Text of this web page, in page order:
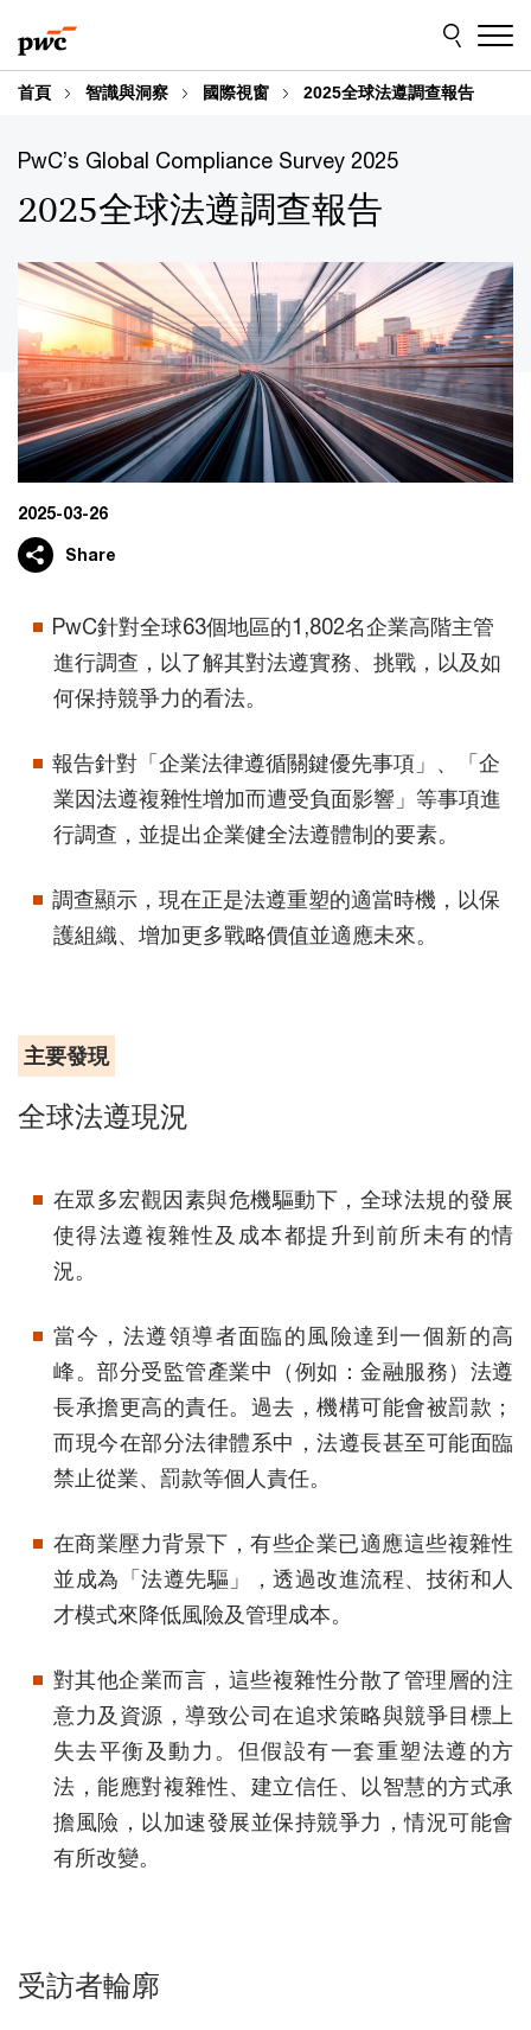
to
content
to
footer
首頁 智識與洞察 國際視窗 2025全球法遵調查報告
PwC’s Global Compliance Survey 2025
2025全球法遵調查報告
2025-03-26
Share
PwC針對全球63個地區的1,802名企業高階主管
進行調查，以了解其對法遵實務、挑戰，以及如
何保持競爭力的看法。
報告針對「企業法律遵循關鍵優先事項」、「企
業因法遵複雜性增加而遭受負面影響」等事項進
行調查，並提出企業健全法遵體制的要素。
調查顯示，現在正是法遵重塑的適當時機，以保
護組織、增加更多戰略價值並適應未來。
主要發現
全球法遵現況
在眾多宏觀因素與危機驅動下，全球法規的發展
使得法遵複雜性及成本都提升到前所未有的情
況。
當今，法遵領導者面臨的風險達到一個新的高
峰。部分受監管產業中（例如：金融服務）法遵
長承擔更高的責任。過去，機構可能會被罰款；
而現今在部分法律體系中，法遵長甚至可能面臨
禁止從業、罰款等個人責任。
在商業壓力背景下，有些企業已適應這些複雜性
並成為「法遵先驅」，透過改進流程、技術和人
才模式來降低風險及管理成本。
對其他企業而言，這些複雜性分散了管理層的注
意力及資源，導致公司在追求策略與競爭目標上
失去平衡及動力。但假設有一套重塑法遵的方
法，能應對複雜性、建立信任、以智慧的方式承
擔風險，以加速發展並保持競爭力，情況可能會
有所改變。
受訪者輪廓